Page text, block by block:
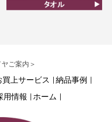
ご案内＞
買上サービス
納品事例
用情報 ホーム